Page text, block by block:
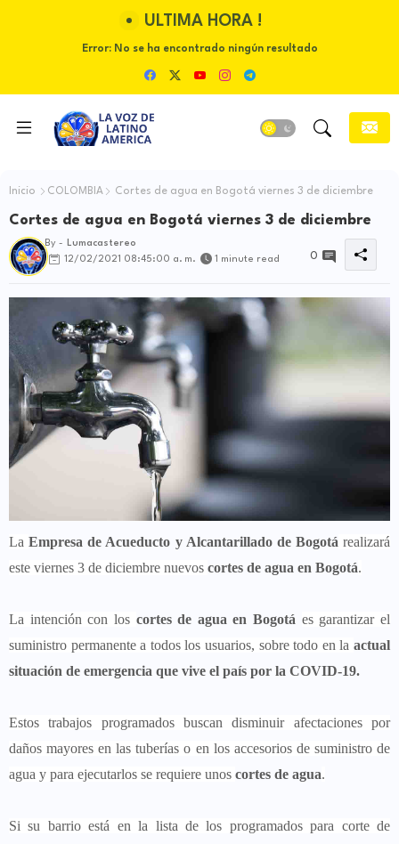
ULTIMA HORA !
Error:No se ha encontrado ningún resultado
Inicio COLOMBIA Cortes de agua en Bogotá viernes 3 de diciembre
Cortes de agua en Bogotá viernes 3 de diciembre
By -
Lumacastereo
12/02/2021 08:45:00 a. m.
1 minute read 0
LaEmpresa de Acueducto y Alcantarillado de Bogotárealizará
este viernes 3 de diciembre nuevos cortes de agua en Bogotá.
La intención con los cortes de agua en Bogotá es garantizar el
suministro permanente a todos los usuarios, sobre todo en la actual
situación de emergencia que vive el país por la COVID-19.
Estos trabajos programados buscan disminuir afectaciones por
daños mayores en las tuberías o en los accesorios de suministro de
agua y para ejecutarlos se requiere unos cortes de agua.
Si su barrio está en la lista de los programados para corte de